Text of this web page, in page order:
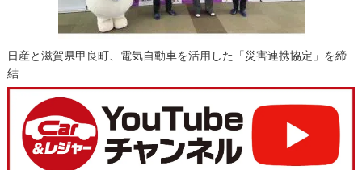
日産と滋賀県甲良町、電気自動車を活用した「災害連携協定」を締
結